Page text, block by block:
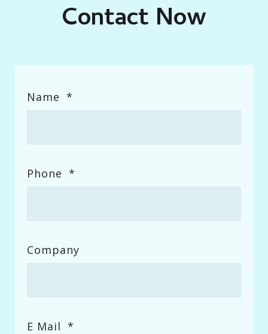
Contact Now
Name *
Phone *
Company
E Mail *